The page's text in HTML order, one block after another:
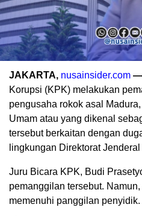
JAKARTA, nusainsider.com —
Korupsi (KPK) melakukan
pengusaha rokok asal
Umam atau yang dikenal
tersebut berkaitan dengan
lingkungan Direktorat
Juru Bicara KPK, Budi
pemanggilan tersebut.
memenuhi panggilan penyidik.